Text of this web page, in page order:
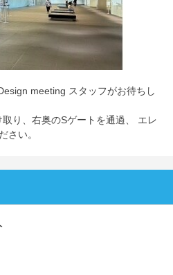
meeting スタッフがお待ちし
り、右奥のSゲートを通過、 エレ
さい。